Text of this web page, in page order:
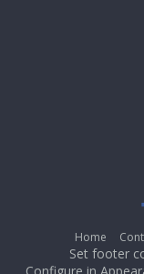
Home
Set footer